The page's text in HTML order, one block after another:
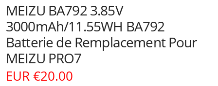
MEIZU BA792 3.85V
3000mAh/11.55WH BA792
Batterie de Remplacement Pour
MEIZU PRO7
EUR €20.00